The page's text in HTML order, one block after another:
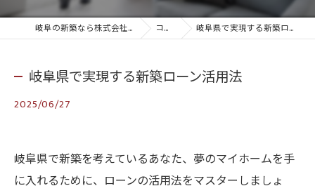
岐阜の新築なら株式会社スマート コラム 岐阜県で実現する新築ローン活用法
岐阜県で実現する新築ローン活用法
2025/06/27
岐阜県で新築を考えているあなた、夢のマイホームを手
に入れるために、ローンの活用法をマスターしましょ